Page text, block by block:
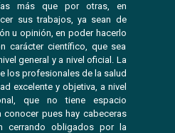
más que por otras, en
sus trabajos, ya sean de
u opinión, en poder hacerlo
carácter científico, que sea
general y a nivel oficial. La
los profesionales de la salud
excelente y objetiva, a nivel
que no tiene espacio
conocer pues hay cabeceras
cerrando obligados por la